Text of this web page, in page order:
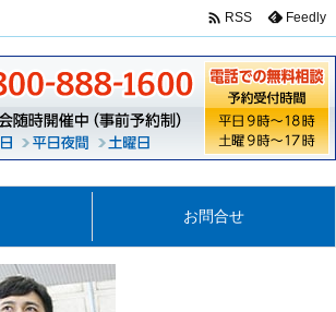
お問合せ
 RSS Feedly